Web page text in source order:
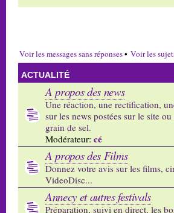
Voir les messages sans réponses• Voir les
ACTUALITÉ
A propos des news
Une réaction, une rectification,
sur les news postées sur le site
grain de sel.
Modérateur: cé
A propos des Films
Donnez votre avis sur les films,
VideoDisc...
Annecy et autres festivals
Préparation, suivi en direct, les